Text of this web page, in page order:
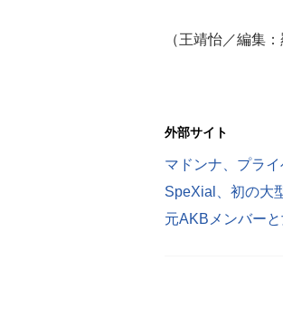
（王靖怡／編集：
外部サイト
マドンナ、プラ
SpeXial、初の大
元AKBメンバー